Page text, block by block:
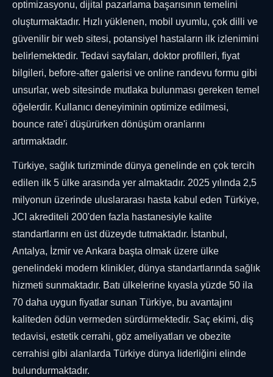
optimizasyonu, dijital pazarlama başarısının temelini
oluşturmaktadır. Hızlı yüklenen, mobil uyumlu, çok dilli ve
güvenilir bir web sitesi, potansiyel hastaların ilk izlenimini
belirlemektedir. Tedavi sayfaları, doktor profilleri, fiyat
bilgileri, before-after galerisi ve online randevu formu gibi
unsurlar, web sitesinde mutlaka bulunması gereken temel
öğelerdir. Kullanıcı deneyiminin optimize edilmesi,
bounce rate'i düşürürken dönüşüm oranlarını
artırmaktadır.
Türkiye, sağlık turizminde dünya genelinde en çok tercih
edilen ilk 5 ülke arasında yer almaktadır. 2025 yılında 2,5
milyonun üzerinde uluslararası hasta kabul eden Türkiye,
JCI akrediteli 200'den fazla hastanesiyle kalite
standartlarını en üst düzeyde tutmaktadır. İstanbul,
Antalya, İzmir ve Ankara başta olmak üzere ülke
genelindeki modern klinikler, dünya standartlarında sağlık
hizmeti sunmaktadır. Batı ülkelerine kıyasla yüzde 50 ila
70 daha uygun fiyatlar sunan Türkiye, bu avantajını
kaliteden ödün vermeden sürdürmektedir. Saç ekimi, diş
tedavisi, estetik cerrahi, göz ameliyatları ve obezite
cerrahisi gibi alanlarda Türkiye dünya liderliğini elinde
bulundurmaktadır.